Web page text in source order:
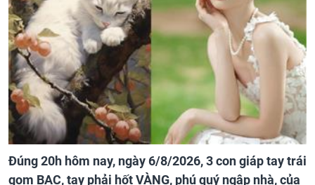
Đúng 20h hôm nay, ngày 6/8/2026, 3 con giáp tay trái
gom BẠC, tay phải hốt VÀNG, phú quý ngập nhà, của